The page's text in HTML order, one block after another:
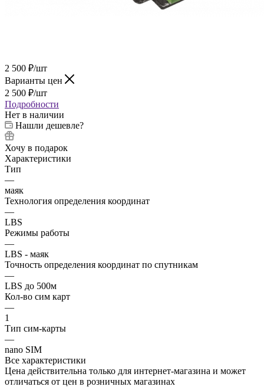
2 500 ₽/шт
Варианты цен
2 500 ₽/шт
Подробности
Нет в наличии
Нашли дешевле?
Хочу в подарок
Характеристики
Тип
—
маяк
Технология определения координат
—
LBS
Режимы работы
—
LBS - маяк
Точность определения координат по спутникам
—
LBS до 500м
Кол-во сим карт
—
1
Тип сим-карты
—
nano SIM
Все характеристики
Цена действительна только для интернет-магазина и может
отличаться от цен в розничных магазинах